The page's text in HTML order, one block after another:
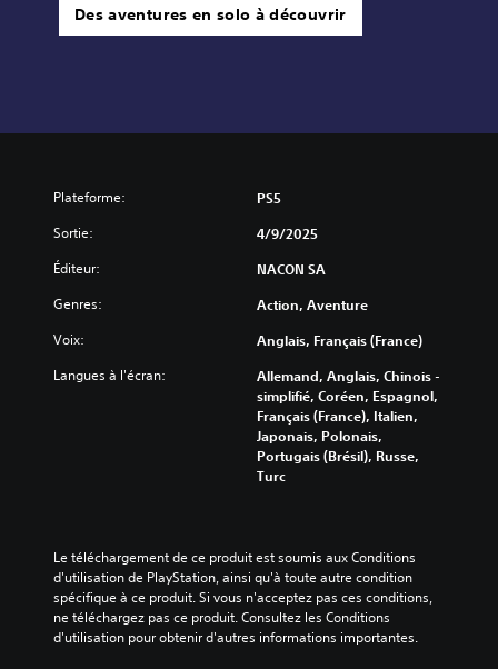
Des aventures en solo à découvrir
Plateforme: PS5
Sortie: 4/9/2025
Éditeur: NACON SA
Genres: Action, Aventure
Voix: Anglais, Français (France)
Langues à l'écran:
Allemand, Anglais, Chinois -
simplifié, Coréen, Espagnol,
Français (France), Italien,
Japonais, Polonais,
Portugais (Brésil), Russe,
Turc
Le téléchargement de ce produit est soumis aux Conditions
d'utilisation de PlayStation, ainsi qu'à toute autre condition
spécifique à ce produit. Si vous n'acceptez pas ces conditions,
ne téléchargez pas ce produit. Consultez les Conditions
d'utilisation pour obtenir d'autres informations importantes.